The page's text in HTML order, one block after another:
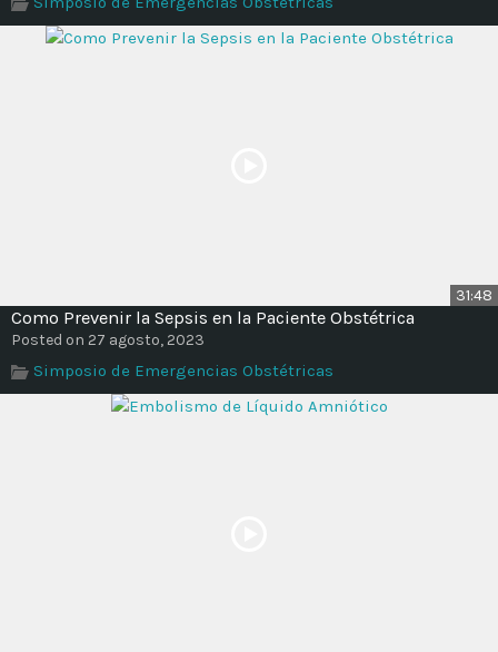
Time
31:48
Como Prevenir la Sepsis en la Paciente Obstétrica
Posted on 27 agosto, 2023
Simposio de Emergencias Obstétricas